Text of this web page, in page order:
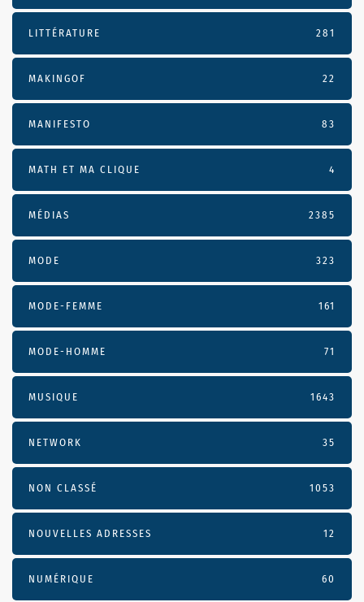
LITTÉRATURE 281
MAKINGOF 22
MANIFESTO 83
MATH ET MA CLIQUE 4
MÉDIAS 2385
MODE 323
MODE-FEMME 161
MODE-HOMME 71
MUSIQUE 1643
NETWORK 35
NON CLASSÉ 1053
NOUVELLES ADRESSES 12
NUMÉRIQUE 60